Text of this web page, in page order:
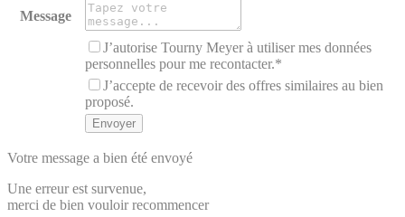
Message
J’autorise Tourny Meyer à utiliser mes données
personnelles pour me recontacter.*
J’accepte de recevoir des offres similaires au bien
proposé.
Votre message a bien été envoyé
Une erreur est survenue,
merci de bien vouloir recommencer